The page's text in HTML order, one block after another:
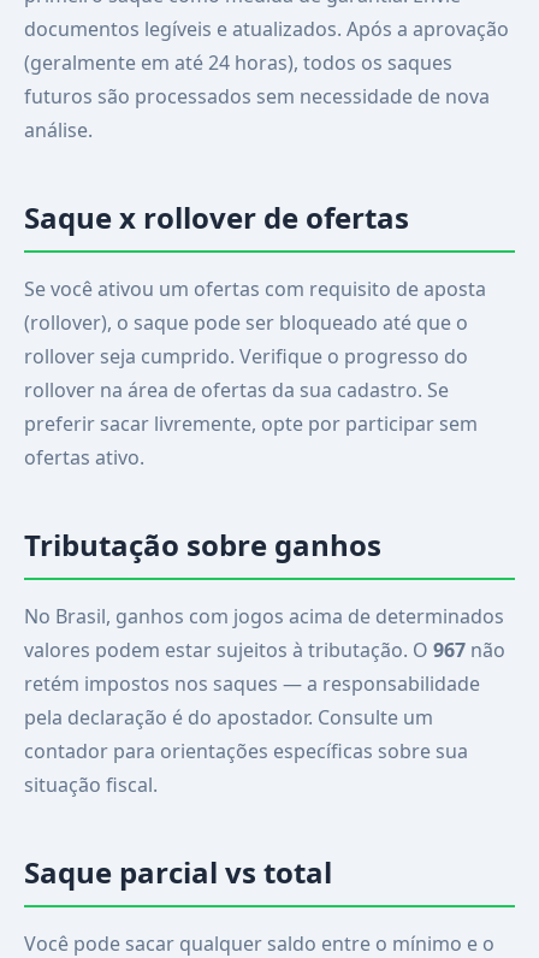
documentos legíveis e atualizados. Após a aprovação
(geralmente em até 24 horas), todos os saques
futuros são processados sem necessidade de nova
análise.
Saque x rollover de ofertas
Se você ativou um ofertas com requisito de aposta
(rollover), o saque pode ser bloqueado até que o
rollover seja cumprido. Verifique o progresso do
rollover na área de ofertas da sua cadastro. Se
preferir sacar livremente, opte por participar sem
ofertas ativo.
Tributação sobre ganhos
No Brasil, ganhos com jogos acima de determinados
valores podem estar sujeitos à tributação. O 967 não
retém impostos nos saques — a responsabilidade
pela declaração é do apostador. Consulte um
contador para orientações específicas sobre sua
situação fiscal.
Saque parcial vs total
Você pode sacar qualquer saldo entre o mínimo e o